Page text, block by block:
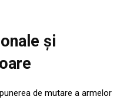
și
de mutare a armelor